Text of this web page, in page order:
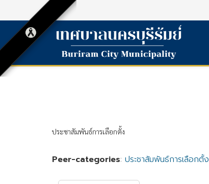
ประชาสัมพันธ์การเลือกตั้ง
Peer-categories: ประชาสัมพันธ์การเลือกตั้ง